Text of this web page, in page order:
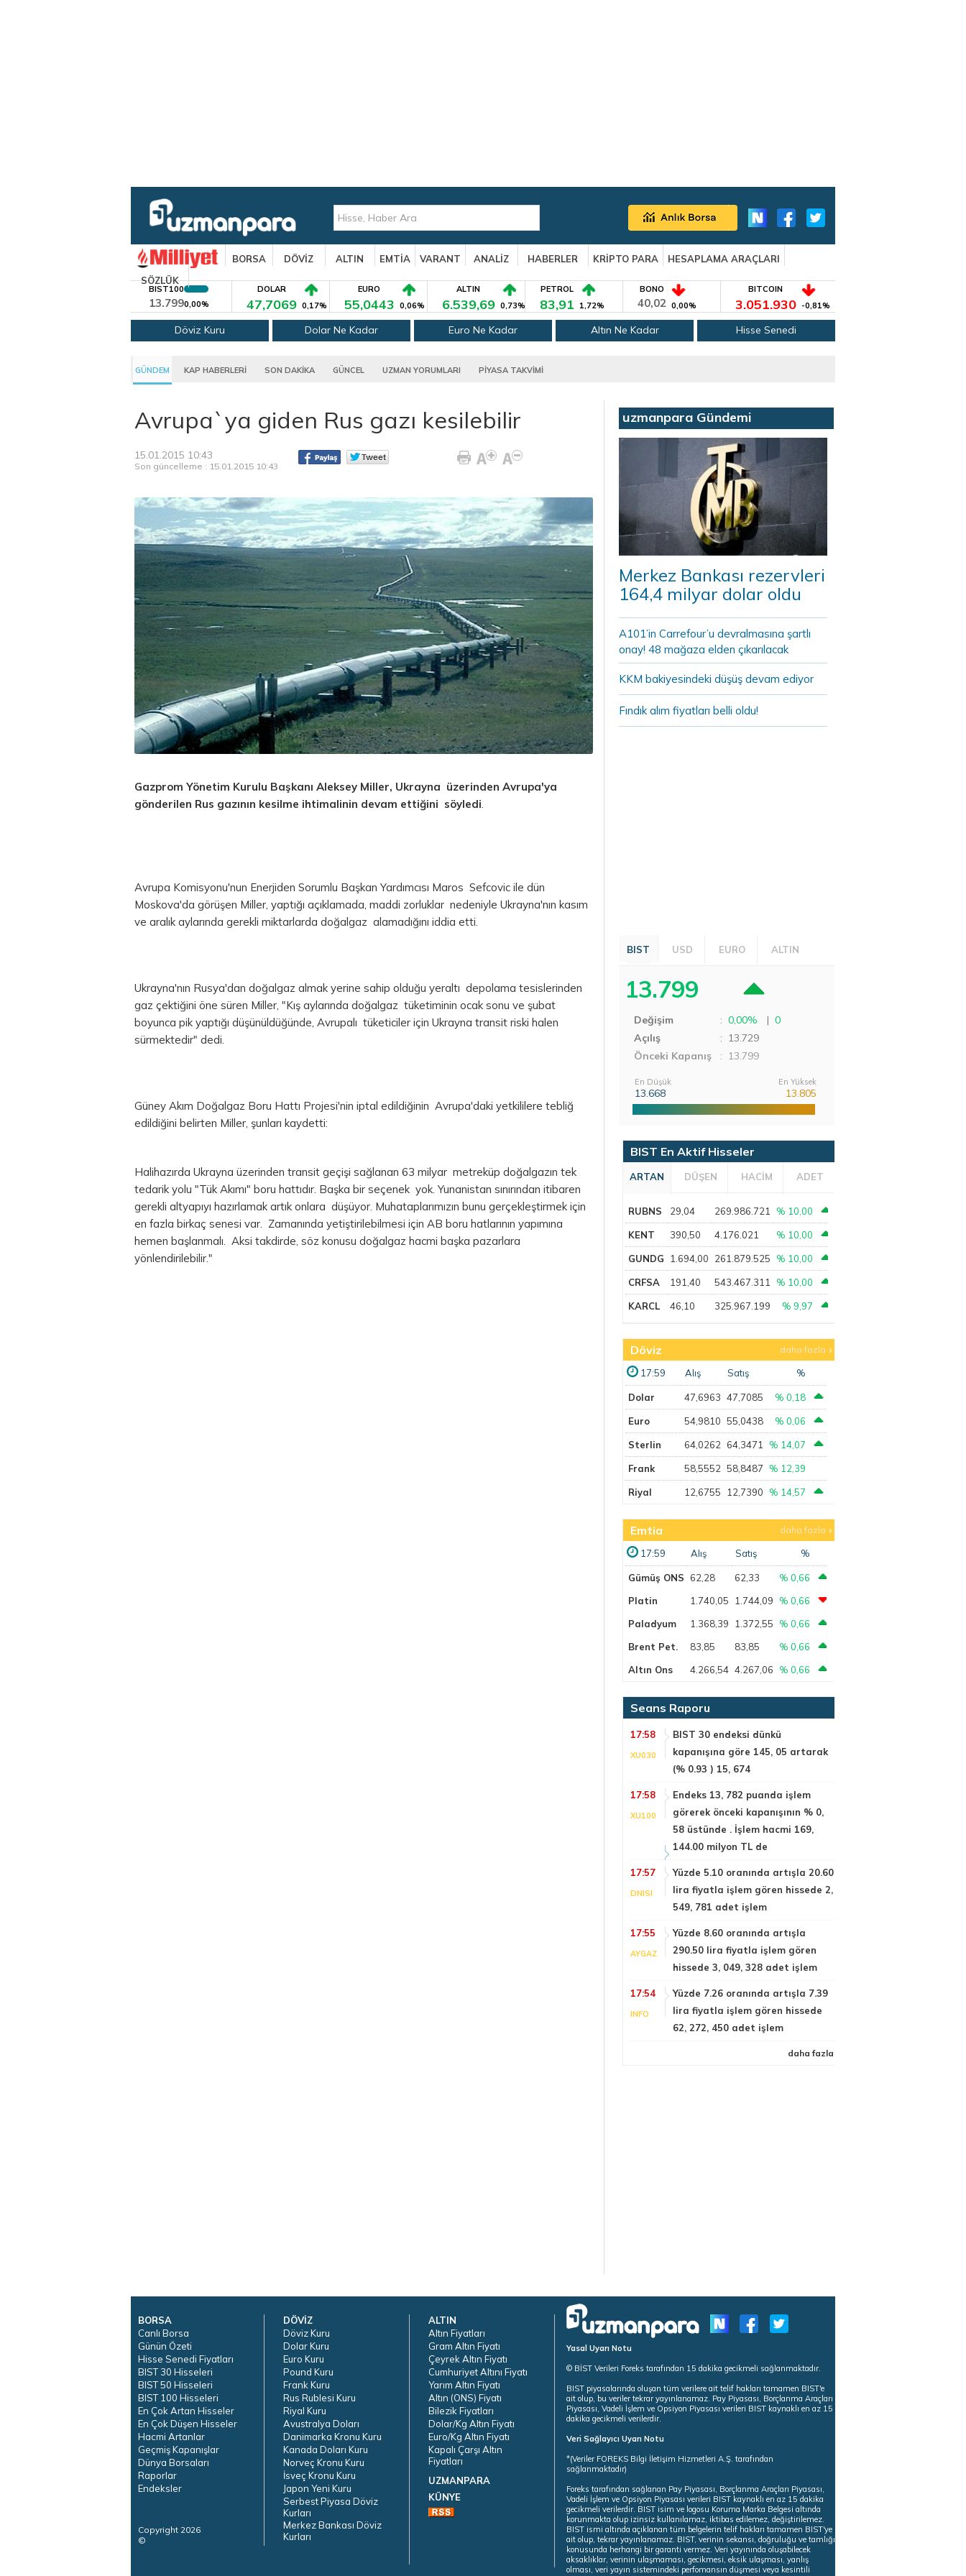
BORSA DÖVİZ ALTIN EMTİA VARANT ANALİZ HABERLER KRİPTO PARA
HESAPLAMA ARAÇLARI
SÖZLÜK
BIST100
13.7990,00%
DOLAR
47,7069 0,17%
EURO
55,0443 0,06%
ALTIN
6.539,69 0,73%
PETROL
83,91 1,72%
BONO
40,02 0,00%
BITCOIN
3.051.930 -0,81%
Döviz Kuru Dolar Ne Kadar Euro Ne Kadar Altın Ne Kadar Hisse Senedi
GÜNDEM KAP HABERLERİ SON DAKİKA GÜNCEL UZMAN YORUMLARI PİYASA TAKVİMİ
Avrupa`ya giden Rus gazı kesilebilir
15.01.2015 10:43
Son güncelleme : 15.01.2015 10:43
Gazprom Yönetim Kurulu Başkanı Aleksey Miller, Ukrayna üzerinden Avrupa'ya
gönderilen Rus gazının kesilme ihtimalinin devam ettiğini söyledi
Avrupa Komisyonu'nun Enerjiden Sorumlu Başkan Yardımcısı Maros Sefcovic ile dün
Moskova'da görüşen Miller, yaptığı açıklamada, maddi zorluklar nedeniyle Ukrayna'nın kasım
ve aralık aylarında gerekli miktarlarda doğalgaz alamadığını iddia etti.
Ukrayna'nın Rusya'dan doğalgaz almak yerine sahip olduğu yeraltı depolama tesislerinden
gaz çektiğini öne süren Miller, "Kış aylarında doğalgaz tüketiminin ocak sonu ve şubat
boyunca pik yaptığı düşünüldüğünde, Avrupalı tüketiciler için Ukrayna transit riski halen
sürmektedir" dedi.
Güney Akım Doğalgaz Boru Hattı Projesi'nin iptal edildiğinin Avrupa'daki yetkililere tebliğ
edildiğini belirten Miller, şunları kaydetti:
Halihazırda Ukrayna üzerinden transit geçişi sağlanan 63 milyar metreküp doğalgazın tek
tedarik yolu "Tük Akımı" boru hattıdır. Başka bir seçenek yok. Yunanistan sınırından itibaren
gerekli altyapıyı hazırlamak artık onlara düşüyor. Muhataplarımızın bunu gerçekleştirmek için
en fazla birkaç senesi var. Zamanında yetiştirilebilmesi için AB boru hatlarının yapımına
hemen başlanmalı. Aksi takdirde, söz konusu doğalgaz hacmi başka pazarlara
yönlendirilebilir."
uzmanpara Gündemi
Merkez Bankası rezervleri
164,4 milyar dolar oldu
A101’in Carrefour’u devralmasına şartlı
onay! 48 mağaza elden çıkarılacak
KKM bakiyesindeki düşüş devam ediyor
Fındık alım fiyatları belli oldu!
BIST USD EURO ALTIN
13.799
Değişim : 0,00% | 0
Açılış
: 13.729
Önceki Kapanış
: 13.799
En Düşük
13.668
En Yüksek
13.805
BIST En Aktif Hisseler
ARTAN DÜŞEN HACİM ADET
RUBNS 29,04 269.986.721 % 10,00
KENT 390,50 4.176.021 % 10,00
GUNDG 1.694,00 261.879.525 % 10,00
CRFSA 191,40 543.467.311 % 10,00
KARCL 46,10 325.967.199 % 9,97
Döviz daha fazla
17:59 Alış Satış %
Dolar 47,6963 47,7085 % 0,18
Euro 54,9810 55,0438 % 0,06
Sterlin 64,0262 64,3471 % 14,07
Frank 58,5552 58,8487 % 12,39
Riyal 12,6755 12,7390 % 14,57
Emtia daha fazla
17:59 Alış Satış %
Gümüş ONS 62,28 62,33
% 0,66
Platin
1.740,05 1.744,09
% 0,66
Paladyum
1.368,39 1.372,55
% 0,66
Brent Pet.
83,85 83,85
% 0,66
Altın Ons
4.266,54 4.267,06 % 0,66
Seans Raporu
17:58
XU030
BIST 30 endeksi dünkü
kapanışına göre 145, 05 artarak
(% 0.93 ) 15, 674
17:58
XU100
Endeks 13, 782 puanda işlem
görerek önceki kapanışının % 0,
58 üstünde . İşlem hacmi 169,
144.00 milyon TL de
17:57
DNISI
Yüzde 5.10 oranında artışla 20.60
lira fiyatla işlem gören hissede 2,
549, 781 adet işlem
17:55
AYGAZ
Yüzde 8.60 oranında artışla
290.50 lira fiyatla işlem gören
hissede 3, 049, 328 adet işlem
17:54
INFO
Yüzde 7.26 oranında artışla 7.39
lira fiyatla işlem gören hissede
62, 272, 450 adet işlem
daha fazla
BORSA
Canlı Borsa
Günün Özeti
Hisse Senedi Fiyatları
BIST 30 Hisseleri
BIST 50 Hisseleri
BIST 100 Hisseleri
En Çok Artan Hisseler
En Çok Düşen Hisseler
Hacmi Artanlar
Geçmiş Kapanışlar
Dünya Borsaları
Raporlar
Endeksler
Copyright 2026
©
DÖVİZ
Döviz Kuru
Dolar Kuru
Euro Kuru
Pound Kuru
Frank Kuru
Rus Rublesi Kuru
Riyal Kuru
Avustralya Doları
Danimarka Kronu Kuru
Kanada Doları Kuru
Norveç Kronu Kuru
İsveç Kronu Kuru
Japon Yeni Kuru
Serbest Piyasa Döviz
Kurları
Merkez Bankası Döviz
Kurları
ALTIN
Altın Fiyatları
Gram Altın Fiyatı
Çeyrek Altın Fiyatı
Cumhuriyet Altını Fiyatı
Yarım Altın Fiyatı
Altın (ONS) Fiyatı
Bilezik Fiyatları
Dolar/Kg Altın Fiyatı
Euro/Kg Altın Fiyatı
Kapalı Çarşı Altın
Fiyatları
UZMANPARA
KÜNYE
Yasal Uyarı Notu
© BİST Verileri Foreks tarafından 15 dakika gecikmeli sağlanmaktadır.
BIST piyasalarında oluşan tüm verilere ait telif hakları tamamen BIST'e
ait olup, bu veriler tekrar yayınlanamaz. Pay Piyasası, Borçlanma Araçları
Piyasası, Vadeli İşlem ve Opsiyon Piyasası verileri BIST kaynaklı en az 15
dakika gecikmeli verilerdir.
Veri Sağlayıcı Uyarı Notu
*(Veriler FOREKS Bilgi İletişim Hizmetleri A.Ş. tarafından
sağlanmaktadır)
Foreks tarafından sağlanan Pay Piyasası, Borçlanma Araçları Piyasası,
Vadeli İşlem ve Opsiyon Piyasası verileri BIST kaynaklı en az 15 dakika
gecikmeli verilerdir. BIST isim ve logosu Koruma Marka Belgesi altında
korunmakta olup izinsiz kullanılamaz, iktibas edilemez, değiştirilemez.
BIST ismi altında açıklanan tüm belgelerin telif hakları tamamen BIST'ye
ait olup, tekrar yayınlanamaz. BIST, verinin sekansı, doğruluğu ve tamlığı
konusunda herhangi bir garanti vermez. Veri yayınında oluşabilecek
aksaklıklar, verinin ulaşmaması, gecikmesi, eksik ulaşması, yanlış
olması, veri yayın sistemindeki perfomansın düşmesi veya kesintili